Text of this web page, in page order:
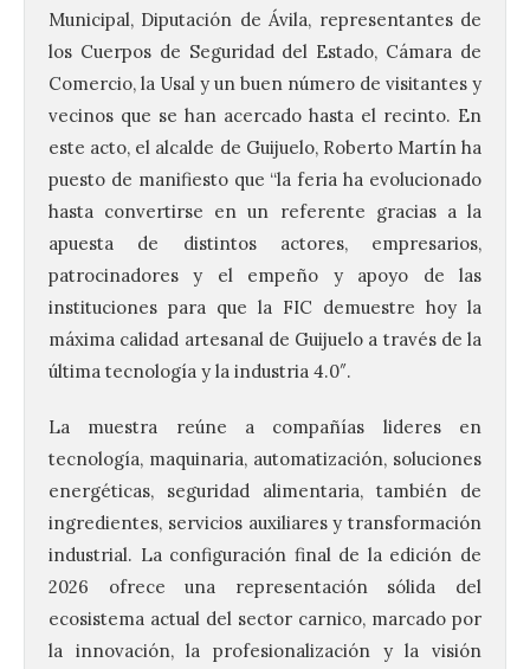
Municipal, Diputación de Ávila, representantes de
los Cuerpos de Seguridad del Estado, Cámara de
Comercio, la Usal y un buen número de visitantes y
vecinos que se han acercado hasta el recinto. En
este acto, el alcalde de Guijuelo, Roberto Martín ha
puesto de manifiesto que “la feria ha evolucionado
hasta convertirse en un referente gracias a la
apuesta de distintos actores, empresarios,
patrocinadores y el empeño y apoyo de las
instituciones para que la FIC demuestre hoy la
máxima calidad artesanal de Guijuelo a través de la
última tecnología y la industria 4.0″.
La muestra reúne a compañías lideres en
tecnología, maquinaria, automatización, soluciones
energéticas, seguridad alimentaria, también de
ingredientes, servicios auxiliares y transformación
industrial. La configuración final de la edición de
2026 ofrece una representación sólida del
ecosistema actual del sector carnico, marcado por
la innovación, la profesionalización y la visión